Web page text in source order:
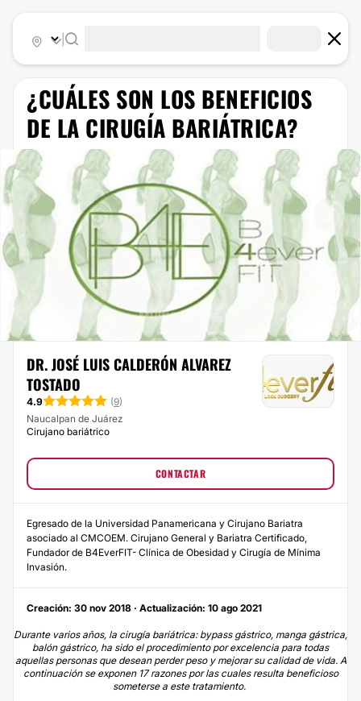
¿CUÁLES SON LOS BENEFICIOS
DE LA CIRUGÍA BARIÁTRICA?
DR. JOSÉ LUIS CALDERÓN ALVAREZ
TOSTADO
4.9 (9)
Naucalpan de Juárez
Cirujano bariátrico
CONTACTAR
Egresado de la Universidad Panamericana y Cirujano Bariatra
asociado al CMCOEM. Cirujano General y Bariatra Certificado,
Fundador de B4EverFIT- Clínica de Obesidad y Cirugía de Mínima
Invasión.
Creación: 30 nov 2018 · Actualización: 10 ago 2021
Durante varios años, la cirugía bariátrica: bypass gástrico, manga gástrica,
balón gástrico, ha sido el procedimiento por excelencia para todas
aquellas personas que desean perder peso y mejorar su calidad de vida. A
continuación se exponen 17 razones por las cuales resulta beneficioso
someterse a este tratamiento.